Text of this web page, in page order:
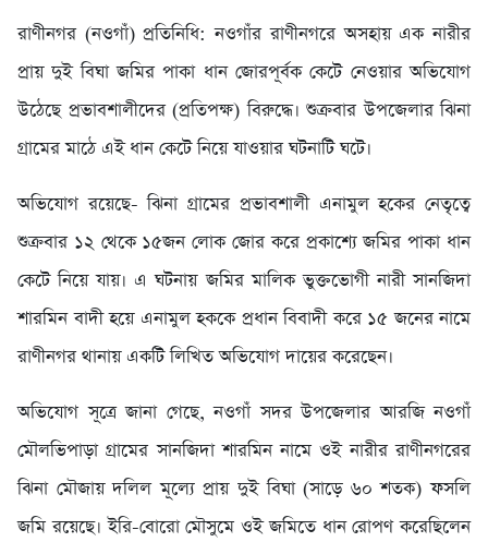
রাণীনগর (নওগাঁ) প্রতিনিধি: নওগাঁর রাণীনগরে অসহায় এক নারীর
প্রায় দুই বিঘা জমির পাকা ধান জোরপূর্বক কেটে নেওয়ার অভিযোগ
উঠেছে প্রভাবশালীদের (প্রতিপক্ষ) বিরুদ্ধে। শুক্রবার উপজেলার ঝিনা
গ্রামের মাঠে এই ধান কেটে নিয়ে যাওয়ার ঘটনাটি ঘটে।
অভিযোগ রয়েছে- ঝিনা গ্রামের প্রভাবশালী এনামুল হকের নেতৃত্বে
শুক্রবার ১২ থেকে ১৫জন লোক জোর করে প্রকাশ্যে জমির পাকা ধান
কেটে নিয়ে যায়। এ ঘটনায় জমির মালিক ভুক্তভোগী নারী সানজিদা
শারমিন বাদী হয়ে এনামুল হককে প্রধান বিবাদী করে ১৫ জনের নামে
রাণীনগর থানায় একটি লিখিত অভিযোগ দায়ের করেছেন।
অভিযোগ সূত্রে জানা গেছে, নওগাঁ সদর উপজেলার আরজি নওগাঁ
মৌলভিপাড়া গ্রামের সানজিদা শারমিন নামে ওই নারীর রাণীনগরের
ঝিনা মৌজায় দলিল মূল্যে প্রায় দুই বিঘা (সাড়ে ৬০ শতক) ফসলি
জমি রয়েছে। ইরি-বোরো মৌসুমে ওই জমিতে ধান রোপণ করেছিলেন